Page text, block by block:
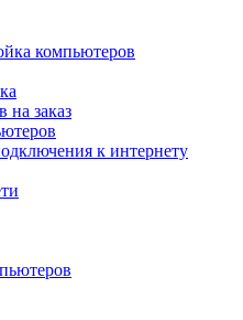
компьютеров
на заказ
к интернету